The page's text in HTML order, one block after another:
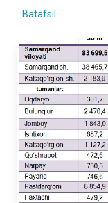
Batafsil ...